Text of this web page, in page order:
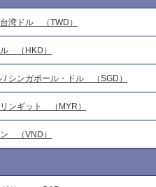
湾ドル （TWD）
（HKD）
/ シンガポール・ドル （SGD）
ンギット （MYR）
（VND）